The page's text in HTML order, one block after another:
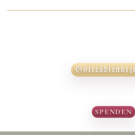
SPENDEN